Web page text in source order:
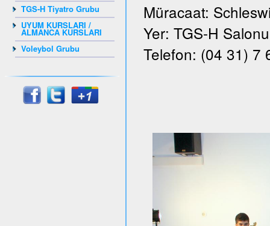
TGS-H Tiyatro Grubu
UYUM KURSLARI /
ALMANCA KURSLARI
Voleybol Grubu
Müracaat:
Yer: TGS-H
Telefon: (04 31) 7